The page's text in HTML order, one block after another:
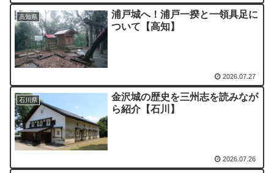
高知県
浦戸城へ！浦戸一揆と一領具足に
ついて【高知】
2026.07.27
石川県
金沢城の歴史を三州志を読みなが
ら紹介【石川】
2026.07.26